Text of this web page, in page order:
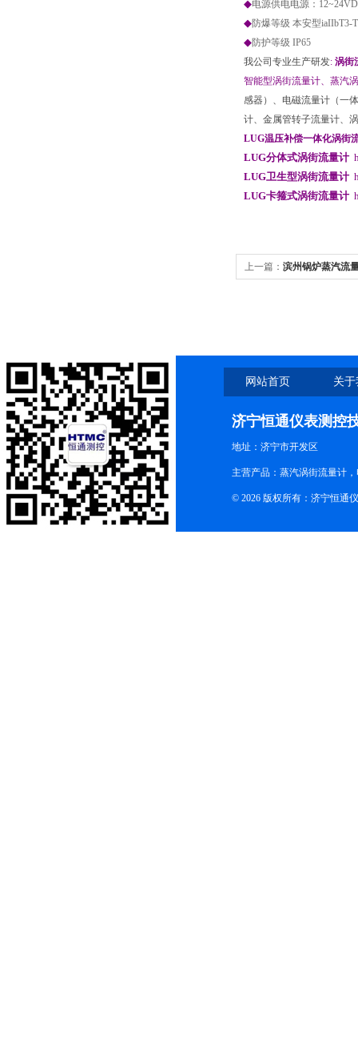
◆电源供电电源：
◆防爆等级 本安型iaIIbT3-
◆防护等级 IP65
我公司专业生产研发: 涡街
智能型涡街流量计、蒸汽
感器）、电磁流量计（一
计、金属管转子流量计、
LUG温压补偿一体化涡街
LUG分体式涡街流量计
LUG卫生型涡街流量计
LUG卡箍式涡街流量计
上一篇： 滨州锅炉蒸汽流
网站首页 关
济宁恒通仪表测控
地址：济宁市开发区
主营产品：蒸汽涡街流量计
© 2026 版权所有：济宁恒通